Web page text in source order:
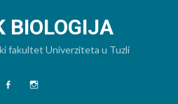
content
BIOLOGIJA
fakultet Univerziteta u Tuzli